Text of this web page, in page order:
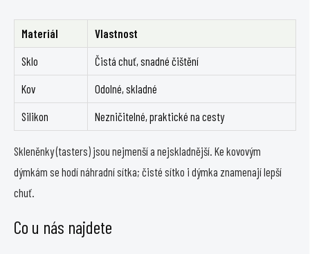
d
c
í
p
r
v
k
y
v
ý
Materiál
Vlastnost
Sklo
Čistá chuť, snadné čištění
Kov
Odolné, skladné
Silikon
Nezničitelné, praktické na cesty
Skleněnky (tasters) jsou nejmenší a nejskladnější. Ke kovovým
dýmkám se hodí náhradní sítka; čisté sítko i dýmka znamenají lepší
chuť.
Co u nás najdete